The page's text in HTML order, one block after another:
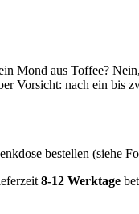
Mond aus Toffee?
Vorsicht: nach ein
bestellen (siehe
8-12 Werktage